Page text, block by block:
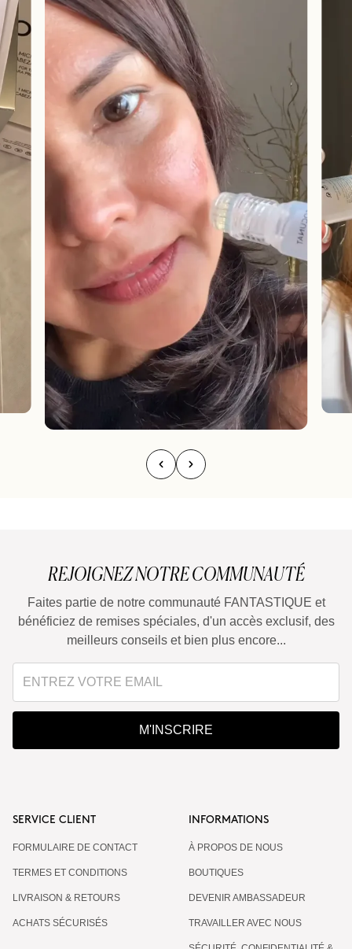
REJOIGNEZ NOTRE COMMUNAUTÉ
Faites partie de notre communauté FANTASTIQUE et
bénéficiez de remises spéciales, d'un accès exclusif, des
meilleurs conseils et bien plus encore...
M'INSCRIRE
SERVICE CLIENT
FORMULAIRE DE CONTACT
TERMES ET CONDITIONS
LIVRAISON & RETOURS
ACHATS SÉCURISÉS
INFORMATIONS
À PROPOS DE NOUS
BOUTIQUES
DEVENIR AMBASSADEUR
TRAVAILLER AVEC NOUS